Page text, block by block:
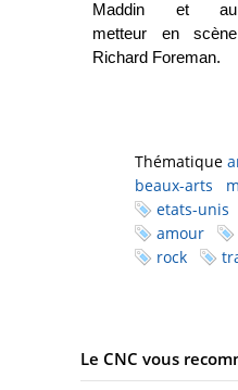
Maddin et au
metteur en scène
Richard Foreman.
Thématique
beaux-arts
etats-unis
amour
rock
Le CNC vous